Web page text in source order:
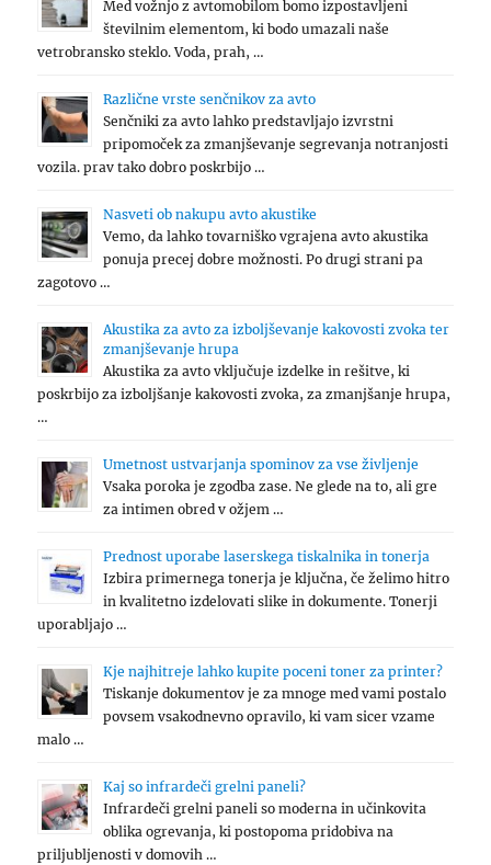
Med vožnjo z avtomobilom bomo izpostavljeni
številnim elementom, ki bodo umazali naše
vetrobransko steklo. Voda, prah, …
Različne vrste senčnikov za avto
Senčniki za avto lahko predstavljajo izvrstni
pripomoček za zmanjševanje segrevanja notranjosti
vozila. prav tako dobro poskrbijo …
Nasveti ob nakupu avto akustike
Vemo, da lahko tovarniško vgrajena avto akustika
ponuja precej dobre možnosti. Po drugi strani pa
zagotovo …
Akustika za avto za izboljševanje kakovosti zvoka ter
zmanjševanje hrupa
Akustika za avto vključuje izdelke in rešitve, ki
poskrbijo za izboljšanje kakovosti zvoka, za zmanjšanje hrupa,
…
Umetnost ustvarjanja spominov za vse življenje
Vsaka poroka je zgodba zase. Ne glede na to, ali gre
za intimen obred v ožjem …
Prednost uporabe laserskega tiskalnika in tonerja
Izbira primernega tonerja je ključna, če želimo hitro
in kvalitetno izdelovati slike in dokumente. Tonerji
uporabljajo …
Kje najhitreje lahko kupite poceni toner za printer?
Tiskanje dokumentov je za mnoge med vami postalo
povsem vsakodnevno opravilo, ki vam sicer vzame
malo …
Kaj so infrardeči grelni paneli?
Infrardeči grelni paneli so moderna in učinkovita
oblika ogrevanja, ki postopoma pridobiva na
priljubljenosti v domovih …